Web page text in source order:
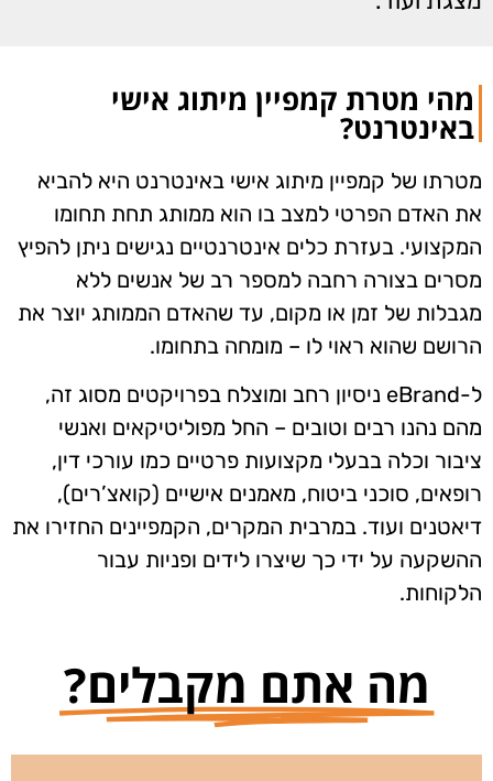
מהי מטרת קמפיין מיתוג אישי
באינטרנט?
מטרתו של קמפיין מיתוג אישי באינטרנט היא להביא
את האדם הפרטי למצב בו הוא ממותג תחת תחומו
המקצועי. בעזרת כלים אינטרנטיים נגישים ניתן להפיץ
מסרים בצורה רחבה למספר רב של אנשים ללא
מגבלות של זמן או מקום, עד שהאדם הממותג יוצר את
הרושם שהוא ראוי לו – מומחה בתחומו.
ל-eBrand ניסיון רחב ומוצלח בפרויקטים מסוג זה,
מהם נהנו רבים וטובים – החל מפוליטיקאים ואנשי
ציבור וכלה בבעלי מקצועות פרטיים כמו עורכי דין,
רופאים, סוכני ביטוח, מאמנים אישיים (קואצ’רים),
דיאטנים ועוד. במרבית המקרים, הקמפיינים החזירו את
ההשקעה על ידי כך שיצרו לידים ופניות עבור
הלקוחות.
מה אתם מקבלים?